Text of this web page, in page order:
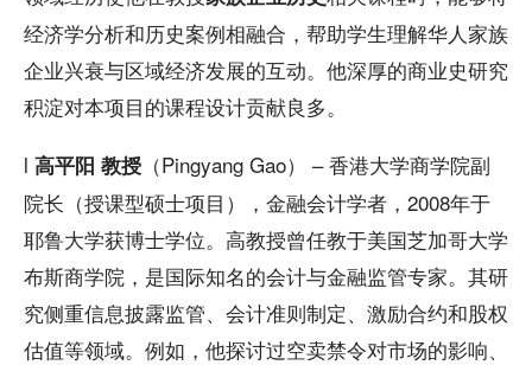
经济学分析和历史案例相融合，帮助学生理解华人家族
企业兴衰与区域经济发展的互动。他深厚的商业史研究
积淀对本项目的课程设计贡献良多。
l 高平阳 教授 （Pingyang Gao） – 香港大学商学院副
院长（授课型硕士项目），金融会计学者，2008年于
耶鲁大学获博士学位。高教授曾任教于美国芝加哥大学
布斯商学院，是国际知名的会计与金融监管专家。其研
究侧重信息披露监管、会计准则制定、激励合约和股权
估值等领域。例如，他探讨过空卖禁令对市场的影响、